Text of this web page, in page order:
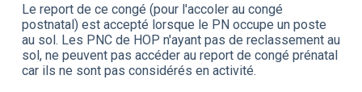
Le report de ce congé (pour l'accoler au congé
postnatal) est accepté lorsque le PN occupe un poste
au sol. Les PNC de HOP n'ayant pas de reclassement au
sol, ne peuvent pas accéder au report de congé prénatal
car ils ne sont pas considérés en activité.